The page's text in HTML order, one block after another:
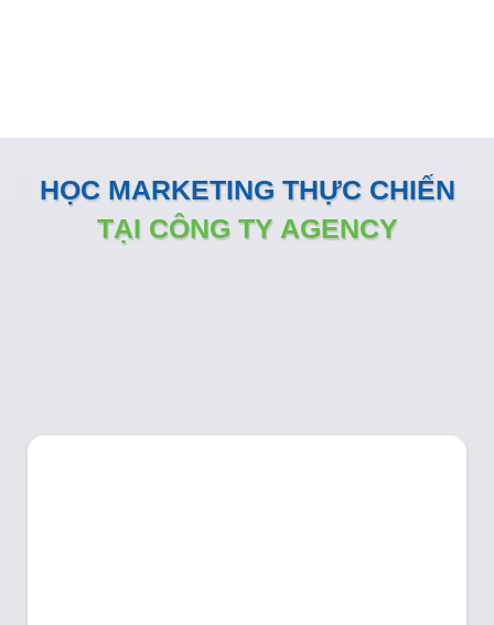
HỌC MARKETING THỰC CHIẾN
TẠI CÔNG TY AGENCY